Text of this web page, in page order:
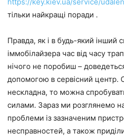
тільки найкращі поради .
Правда, як і в будь-який інший
іммобілайзера час від часу
нічого не поробиш –
допомогою в сервісний центр.
нескладна, то можна
силами. Зараз ми розглянемо
проблеми із зазначеним
несправностей, а також